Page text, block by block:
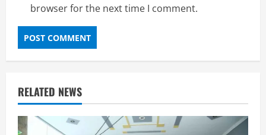
browser for the next time I comment.
RELATED NEWS